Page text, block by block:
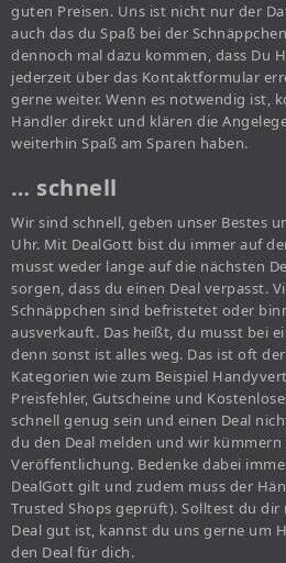
guten Preisen. Uns ist nicht nur der
auch das du Spaß bei der
dennoch mal dazu kommen, dass Du
jederzeit über das Kontaktformular
gerne weiter. Wenn es notwendig ist,
Händler direkt und klären die
weiterhin Spaß am Sparen haben.
… schnell
Wir sind schnell, geben unser Bestes
Uhr. Mit DealGott bist du immer auf
musst weder lange auf die nächsten
sorgen, dass du einen Deal verpasst.
Schnäppchen sind befristetet oder
ausverkauft. Das heißt, du musst bei
denn sonst ist alles weg. Das ist oft
Kategorien wie zum Beispiel
Preisfehler, Gutscheine und
schnell genug sein und einen Deal
du den Deal melden und wir
Veröffentlichung. Bedenke dabei
DealGott gilt und zudem muss der
Trusted Shops geprüft). Solltest du
Deal gut ist, kannst du uns gerne um
den Deal für dich.